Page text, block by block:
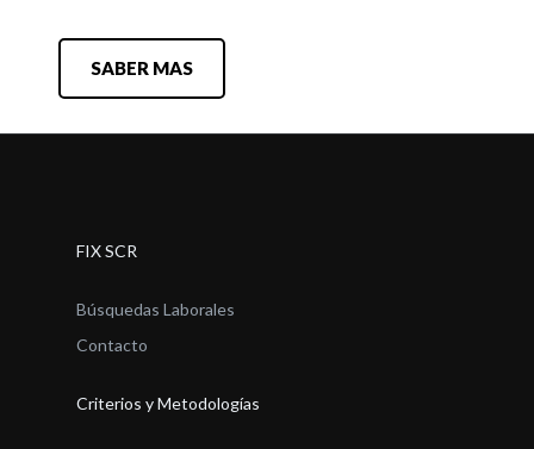
SABER MAS
FIX SCR
Búsquedas Laborales
Contacto
Criterios y Metodologías